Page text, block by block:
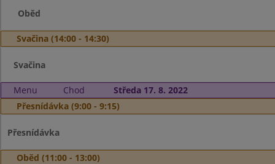
Oběd
Svačina (14:00 - 14:30)
Svačina
Menu Chod
Středa 17. 8. 2022
Přesnídávka (9:00 - 9:15)
Přesnídávka
Oběd (11:00 - 13:00)